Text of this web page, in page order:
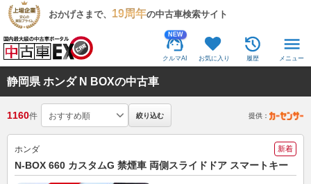
おかげさまで、 19周年の中古車検索サイト
NEW
クルマAI お気に入り 履歴 メニュー
静岡県 ホンダ N BOXの中古車
1160件 絞り込む 提供：
ホンダ 新着
N-BOX 660 カスタムG 禁煙車 両側スライドドア スマートキー